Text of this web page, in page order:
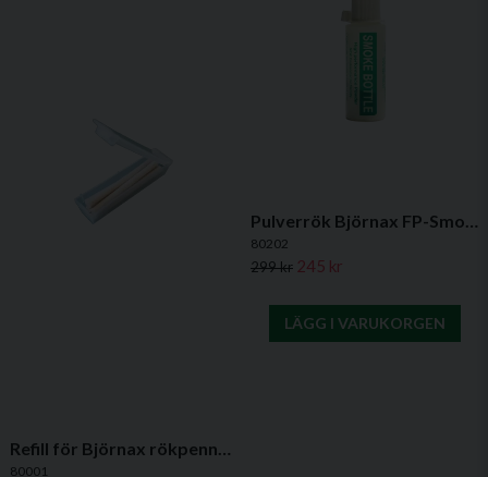
Refill för Björnax rökpenna - 6 stavar á 30 min för rökpenna
80001
Pulverrök Björnax FP-Smoke 202 – 20 g
80202
299 kr 245 kr
LÄGG I VARUKORGEN
Skicka fråga